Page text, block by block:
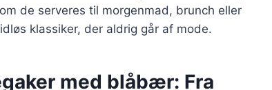
de serveres til morgenmad, brunch eller
klassiker, der aldrig går af mode.
med blåbær: Fra